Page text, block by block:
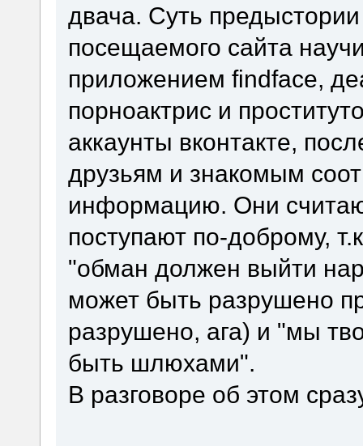
двача. Суть
посещаемого сайта
приложением findface,
порноактрис и
аккаунты вконтакте,
друзьям и знакомым
информацию. Они
поступают по-доброму,
"обман должен выйти
может быть разрушено
разрушено, ага) и "мы
быть шлюхами".
В разговоре об этом